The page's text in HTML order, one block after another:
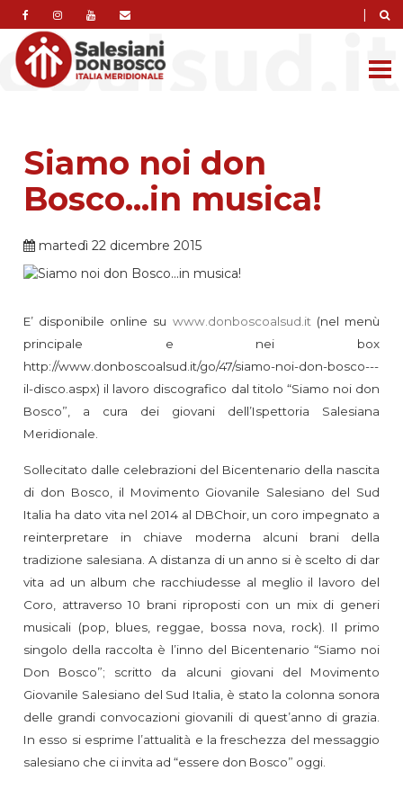
|
Siamo noi don
Bosco...in musica!
martedì 22 dicembre 2015
E’ disponibile online su www.donboscoalsud.it (nel menù
principale e nei box
http://www.donboscoalsud.it/go/47/siamo-noi-don-bosco---
il-disco.aspx) il lavoro discografico dal titolo “Siamo noi don
Bosco”, a cura dei giovani dell’Ispettoria Salesiana
Meridionale.
Sollecitato dalle celebrazioni del Bicentenario della nascita
di don Bosco, il Movimento Giovanile Salesiano del Sud
Italia ha dato vita nel 2014 al DBChoir, un coro impegnato a
reinterpretare in chiave moderna alcuni brani della
tradizione salesiana. A distanza di un anno si è scelto di dar
vita ad un album che racchiudesse al meglio il lavoro del
Coro, attraverso 10 brani riproposti con un mix di generi
musicali (pop, blues, reggae, bossa nova, rock). Il primo
singolo della raccolta è l’inno del Bicentenario “Siamo noi
Don Bosco”; scritto da alcuni giovani del Movimento
Giovanile Salesiano del Sud Italia, è stato la colonna sonora
delle grandi convocazioni giovanili di quest’anno di grazia.
In esso si esprime l’attualità e la freschezza del messaggio
salesiano che ci invita ad “essere don Bosco” oggi.